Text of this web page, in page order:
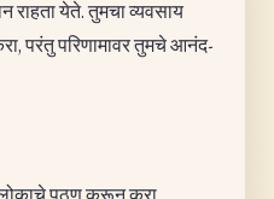
राहता येते. तुमचा व्यवसाय
परंतु परिणामावर तुमचे आनंद-
पठण करून करा.